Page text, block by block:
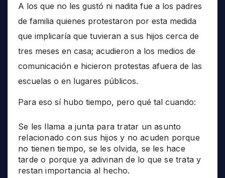
A los que no les gustó ni nadita fue a los padres
de familia quienes protestaron por esta medida
que implicaría que tuvieran a sus hijos cerca de
tres meses en casa; acudieron a los medios de
comunicación e hicieron protestas afuera de las
escuelas o en lugares públicos.
Para eso sí hubo tiempo, pero qué tal cuando:
Se les llama a junta para tratar un asunto
relacionado con sus hijos y no acuden porque
no tienen tiempo, se les olvida, se les hace
tarde o porque ya adivinan de lo que se trata y
restan importancia al hecho.